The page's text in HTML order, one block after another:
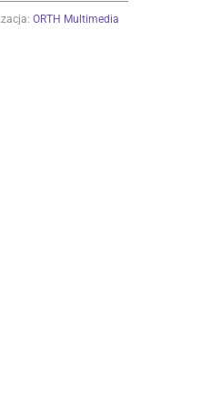
ORTH Multimedia